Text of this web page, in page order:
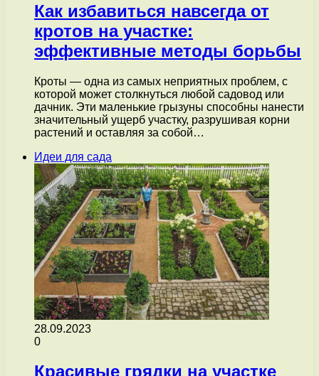
Как избавиться навсегда от
кротов на участке:
эффективные методы борьбы
Кроты — одна из самых неприятных проблем, с
которой может столкнуться любой садовод или
дачник. Эти маленькие грызуны способны нанести
значительный ущерб участку, разрушивая корни
растений и оставляя за собой…
Идеи для сада
28.09.2023
0
Красивые грядки на участке